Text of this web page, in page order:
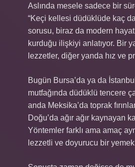
Aslında mesele sadece bir
“Keçi kellesi düdüklüde kaç
sorusu, biraz da modern
kurduğu ilişkiyi anlatıyor. Bir
lezzetler, diğer yanda hız ve
Bugün Bursa’da ya da
mutfağında düdüklü tencere
anda Meksika’da toprak
Doğu’da ağır ağır kaynayan
Yöntemler farklı ama amaç
lezzetli ve doyurucu bir